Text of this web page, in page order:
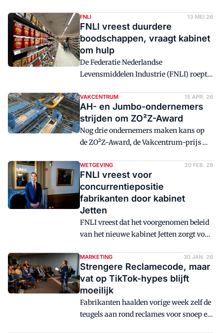
impact van inkoopallianties, en
'grensoverschrijdende
inkoopstructuren'. De Nederlandse
fabrikantenkoepel FNLI steunt de
oproep van AIM.
FNLI 13 MEI 26
FNLI vreest duurdere
boodschappen, vraagt kabinet
om hulp
De Federatie Nederlandse
Levensmiddelen Industrie (FNLI) roept
treffen om de stijgende kosten voor
leveranciers te dempen.
VAKCENTRUM 15 APR. 26
AH- en Jumbo-ondernemers
strijden om ZO²Z-Award
Nog drie ondernemers maken kans op
de ZO²Z-Award, de Vakcentrum-prijs
supermarktondernemer van Nederland.
WETGEVING 20 FEB. 26
FNLI vreest voor
concurrentiepositie
fabrikanten door kabinet
Jetten
FNLI vreest dat het voorgenomen beleid
van het nieuwe kabinet Jetten zorgt voor
concurrentiepositie van Nederlandse
levensmiddelenfabrikanten aantast.
MARKETING 30 JAN. 26
Strengere Reclamecode, maar
vat op TikTok-hypes blijft
moeilijk
Fabrikanten haalden vorige week zelf de
teugels aan rond reclames voor snoep en